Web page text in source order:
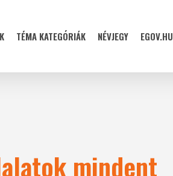
TÉMA KATEGÓRIÁK NÉVJEGY EGOV.HU
mindent